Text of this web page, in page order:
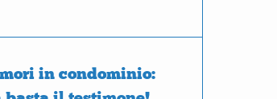
in condominio: